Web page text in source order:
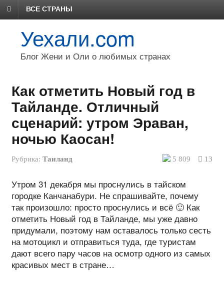
ВСЕ СТРАНЫ
Уехали.com
Блог Жени и Оли о любимых странах
Как отметить Новый год в
Тайланде. Отличный
сценарий: утром Эраван,
ночью Каосан!
Рубрика: Таиланд 5 809 13
Утром 31 декабря мы проснулись в тайском
городке Канчанабури. Не спрашивайте, почему
так произошло: просто проснулись и всё 🙂 Как
отметить Новый год в Тайланде, мы уже давно
придумали, поэтому нам оставалось только сесть
на мотоцикл и отправиться туда, где туристам
дают всего пару часов на осмотр одного из самых
красивых мест в стране…